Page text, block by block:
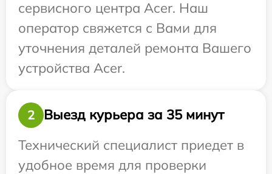
сервисного центра Acer. Наш
оператор свяжется с Вами для
уточнения деталей ремонта Вашего
устройства Acer.
2
Выезд курьера за 35 минут
Технический специалист приедет в
удобное время для проверки